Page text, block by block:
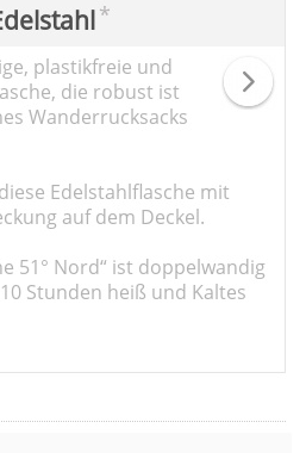
*
plastikfreie und
die robust ist
Wanderrucksacks
Edelstahlflasche mit
auf dem Deckel.
51° Nord“ ist doppelwandig
Stunden heiß und Kaltes